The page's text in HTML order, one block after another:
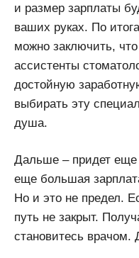
и размер зарплаты
ваших руках. По
можно заключить,
ассистенты
достойную
выбирать эту
душа.
Дальше – придет
еще большая
Но и это не предел.
путь не закрыт.
становитесь врачом.